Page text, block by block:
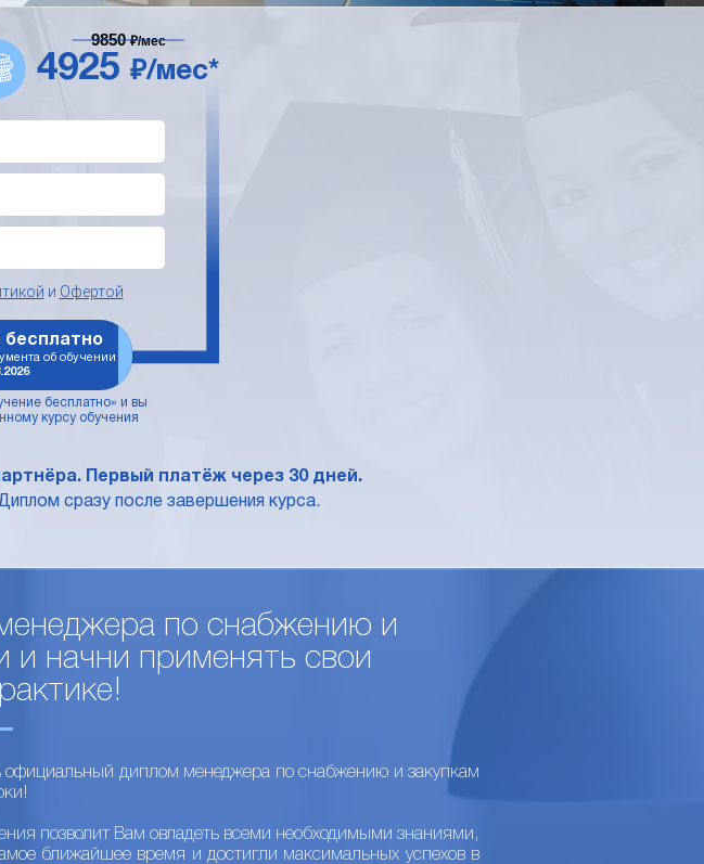
4925 ₽/мес*
9850₽/мес
и Офертой
бесплатно
об обучении
бесплатно» и вы
курсу обучения
Первый платёж через 30 дней.
сразу после завершения курса.
по снабжению и
и начни применять свои
официальный диплом менеджера по снабжению и закупкам
позволит Вам овладеть всеми необходимыми знаниями,
ближайшее время и достигли максимальных успехов в